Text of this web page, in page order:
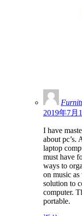
2019年7月
I have
about pc’s.
laptop
must have
ways to
on music
solution to
computer.
portable.